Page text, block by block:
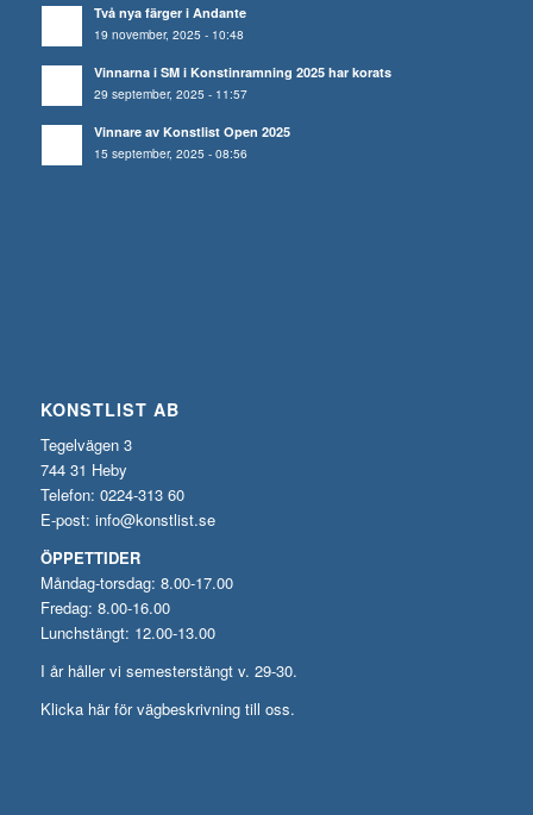
Två nya färger i Andante
19 november, 2025 - 10:48
Vinnarna i SM i Konstinramning 2025 har korats
29 september, 2025 - 11:57
Vinnare av Konstlist Open 2025
15 september, 2025 - 08:56
KONSTLIST AB
Tegelvägen 3
744 31 Heby
Telefon: 0224-313 60
E-post: info@konstlist.se
ÖPPETTIDER
Måndag-torsdag: 8.00-17.00
Fredag: 8.00-16.00
Lunchstängt: 12.00-13.00
I år håller vi semesterstängt v. 29-30.
Klicka här för vägbeskrivning till oss.